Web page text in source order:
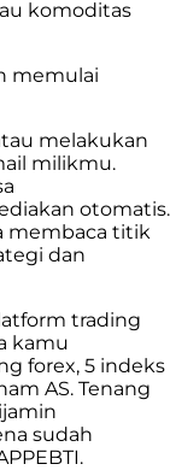
komoditas
memulai
melakukan
milikmu.
otomatis.
membaca titik
dan
trading
kamu
forex, 5 indeks
AS. Tenang
sudah